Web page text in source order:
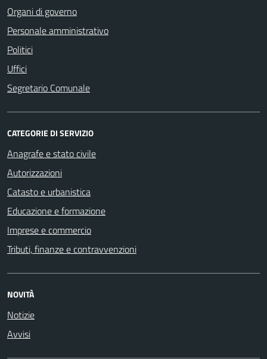
Organi di governo
Personale amministrativo
Politici
Uffici
Segretario Comunale
CATEGORIE DI SERVIZIO
Anagrafe e stato civile
Autorizzazioni
Catasto e urbanistica
Educazione e formazione
Imprese e commercio
Tributi, finanze e contravvenzioni
NOVITÀ
Notizie
Avvisi